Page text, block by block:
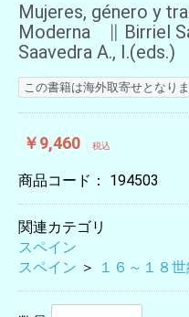
Mujeres, género y
Moderna ∥ Birriel
Saavedra A., I.(eds.)
この書籍は海外取寄せとなり
￥9,460 税込
商品コード： 194503
関連カテゴリ
スペイン
スペイン ＞ １６～１８